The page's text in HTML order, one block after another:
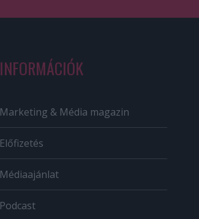
INFORMÁCIÓK
Marketing & Média magazin
Előfizetés
Médiaajánlat
Podcast